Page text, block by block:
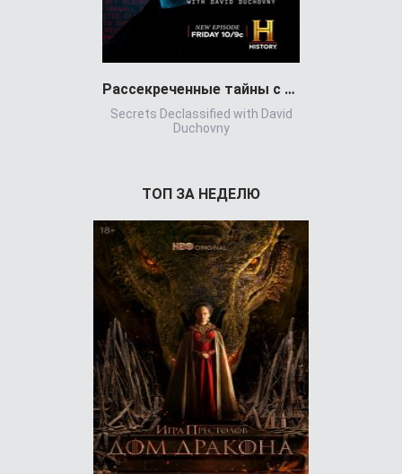
Рассекреченные тайны с Дэвидом Духовны
Secrets Declassified with David
Duchovny
ТОП ЗА НЕДЕЛЮ